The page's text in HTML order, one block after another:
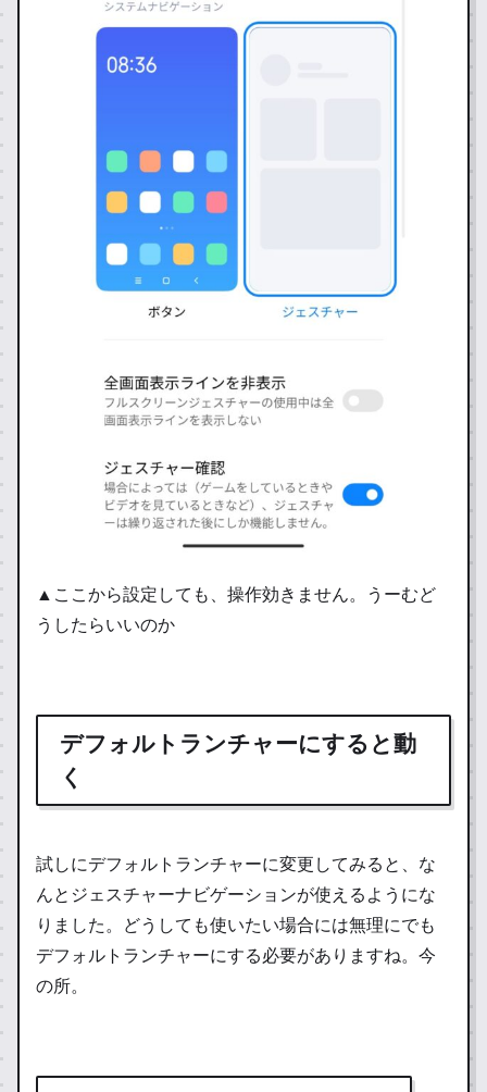
▲ここから設定しても、操作効きません。うーむど
うしたらいいのか
デフォルトランチャーにすると動
く
試しにデフォルトランチャーに変更してみると、な
んとジェスチャーナビゲーションが使えるようにな
りました。どうしても使いたい場合には無理にでも
デフォルトランチャーにする必要がありますね。今
の所。